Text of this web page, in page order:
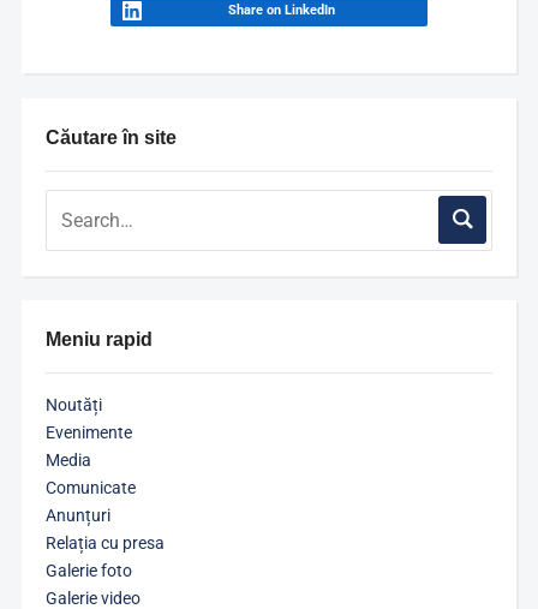
Căutare în site
Meniu rapid
Noutăți
Evenimente
Media
Comunicate
Anunțuri
Relația cu presa
Galerie foto
Galerie video
Share on LinkedIn